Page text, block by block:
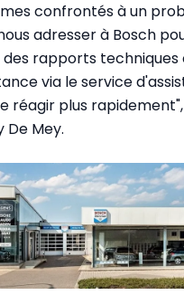
confrontés à un
adresser à Bosch
des rapports
via le service
réagir plus
De Mey.